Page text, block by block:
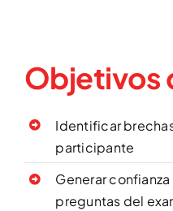
Objetivos
Identificar
participante
Generar
preguntas del